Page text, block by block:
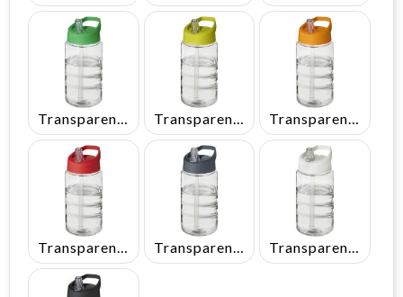
Transparent/Groen Transparent/Lime Transparent/Oranje